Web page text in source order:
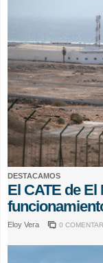
DESTACAMOS
El CATE de
Eloy Vera 0